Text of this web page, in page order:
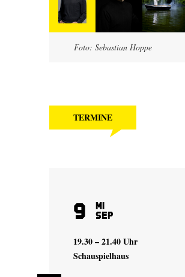
Foto: Sebastian Hoppe
TERMINE
9 Mi
Sep
19.30 – 21.40 Uhr
Schauspielhaus